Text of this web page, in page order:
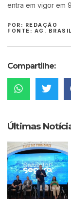
entra em vigor em
POR: REDAÇÃO
FONTE: AG. BRASIL
Compartilhe:
Últimas